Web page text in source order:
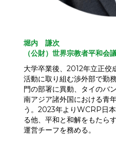
堀内 謙次
（公財）世界宗教者平和会
大学卒業後、2012年立正佼
活動に取り組む渉外部で勤
門の部署に異動、タイのバ
南アジア諸外国における青
う。2023年よりWCRP日
る他、平和と和解をもたら
運営チーフを務める。